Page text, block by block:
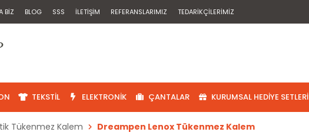
BIZ BLOG SSS İLETIŞIM REFERANSLARIMIZ TEDARIKÇILERIMIZ
TEKSTIL ELEKTRONIK ÇANTALAR KURUMSAL HEDIYE SETLERI
Tükenmez Kalem Dreampen Lenox Tükenmez Kalem